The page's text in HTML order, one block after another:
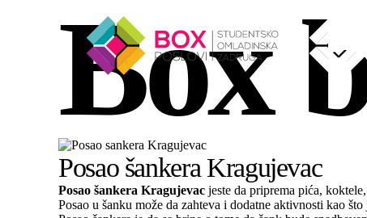
Box
Posao šankera Kragujevac
Posao šankera Kragujevac jeste da priprema pića,
Posao u šanku može da zahteva i dodatne aktivnosti kao